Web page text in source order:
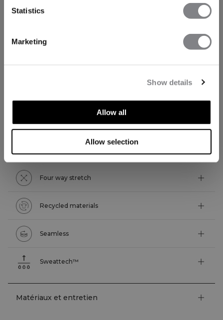
Statistics
Marketing
Show details
Allow all
Allow selection
ASPECTS TECHNIQUES
Four way stretch
Recycled materials
Seamless
Sweattech™
Matériaux et entretien